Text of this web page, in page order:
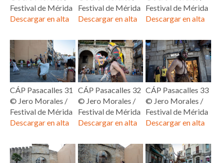
Festival de Mérida
Descargar en alta
Festival de Mérida
Descargar en alta
Festival de Mérida
Descargar en alta
CÁP Pasacalles 31
© Jero Morales /
Festival de Mérida
Descargar en alta
CÁP Pasacalles 32
© Jero Morales /
Festival de Mérida
Descargar en alta
CÁP Pasacalles 33
© Jero Morales /
Festival de Mérida
Descargar en alta